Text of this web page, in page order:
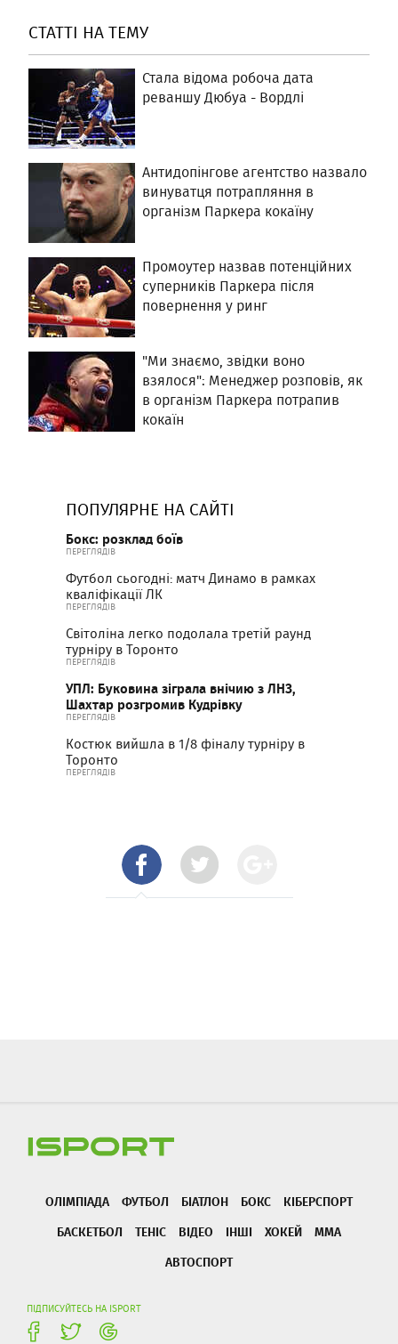
СТАТТІ НА ТЕМУ
Стала відома робоча дата
реваншу Дюбуа - Вордлі
Антидопінгове агентство назвало
винуватця потрапляння в
організм Паркера кокаїну
Промоутер назвав потенційних
суперників Паркера після
повернення у ринг
"Ми знаємо, звідки воно
взялося": Менеджер розповів, як
в організм Паркера потрапив
кокаїн
ПОПУЛЯРНЕ НА САЙТІ
Бокс: розклад боїв
ПЕРЕГЛЯДІВ
Футбол сьогодні: матч Динамо в рамках
кваліфікації ЛК
ПЕРЕГЛЯДІВ
Світоліна легко подолала третій раунд
турніру в Торонто
ПЕРЕГЛЯДІВ
УПЛ: Буковина зіграла внічию з ЛНЗ,
Шахтар розгромив Кудрівку
ПЕРЕГЛЯДІВ
Костюк вийшла в 1/8 фіналу турніру в
Торонто
ПЕРЕГЛЯДІВ
ОЛІМПІАДА ФУТБОЛ БІАТЛОН БОКС
КІБЕРСПОРТ
БАСКЕТБОЛ
ТЕНІС ВІДЕО ІНШІ ХОКЕЙ
ММА
АВТОСПОРТ
ПІДПИСУЙТЕСЬ НА ISPORT